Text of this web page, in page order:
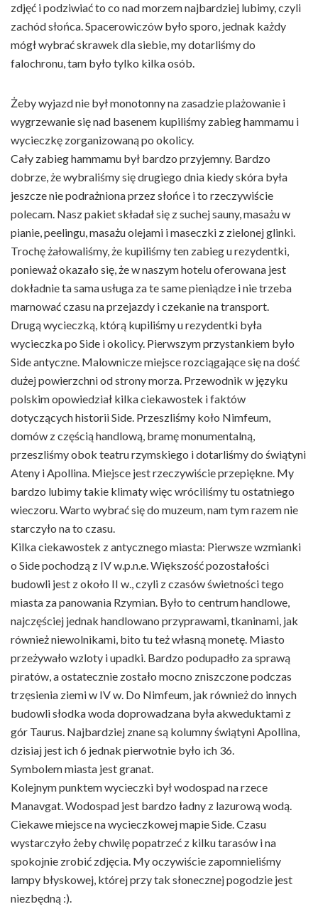
zdjęć i podziwiać to co nad morzem najbardziej lubimy, czyli
zachód słońca. Spacerowiczów było sporo, jednak każdy
mógł wybrać skrawek dla siebie, my dotarliśmy do
falochronu, tam było tylko kilka osób.
Żeby wyjazd nie był monotonny na zasadzie plażowanie i
wygrzewanie się nad basenem kupiliśmy zabieg hammamu i
wycieczkę zorganizowaną po okolicy.
Cały zabieg hammamu był bardzo przyjemny. Bardzo
dobrze, że wybraliśmy się drugiego dnia kiedy skóra była
jeszcze nie podrażniona przez słońce i to rzeczywiście
polecam. Nasz pakiet składał się z suchej sauny, masażu w
pianie, peelingu, masażu olejami i maseczki z zielonej glinki.
Trochę żałowaliśmy, że kupiliśmy ten zabieg u rezydentki,
ponieważ okazało się, że w naszym hotelu oferowana jest
dokładnie ta sama usługa za te same pieniądze i nie trzeba
marnować czasu na przejazdy i czekanie na transport.
Drugą wycieczką, którą kupiliśmy u rezydentki była
wycieczka po Side i okolicy. Pierwszym przystankiem było
Side antyczne. Malownicze miejsce rozciągające się na dość
dużej powierzchni od strony morza. Przewodnik w języku
polskim opowiedział kilka ciekawostek i faktów
dotyczących historii Side. Przeszliśmy koło Nimfeum,
domów z częścią handlową, bramę monumentalną,
przeszliśmy obok teatru rzymskiego i dotarliśmy do świątyni
Ateny i Apollina. Miejsce jest rzeczywiście przepiękne. My
bardzo lubimy takie klimaty więc wróciliśmy tu ostatniego
wieczoru. Warto wybrać się do muzeum, nam tym razem nie
starczyło na to czasu.
Kilka ciekawostek z antycznego miasta: Pierwsze wzmianki
o Side pochodzą z IV w.p.n.e. Większość pozostałości
budowli jest z około II w., czyli z czasów świetności tego
miasta za panowania Rzymian. Było to centrum handlowe,
najczęściej jednak handlowano przyprawami, tkaninami, jak
również niewolnikami, bito tu też własną monetę. Miasto
przeżywało wzloty i upadki. Bardzo podupadło za sprawą
piratów, a ostatecznie zostało mocno zniszczone podczas
trzęsienia ziemi w IV w. Do Nimfeum, jak również do innych
budowli słodka woda doprowadzana była akweduktami z
gór Taurus. Najbardziej znane są kolumny świątyni Apollina,
dzisiaj jest ich 6 jednak pierwotnie było ich 36.
Symbolem miasta jest granat.
Kolejnym punktem wycieczki był wodospad na rzece
Manavgat. Wodospad jest bardzo ładny z lazurową wodą.
Ciekawe miejsce na wycieczkowej mapie Side. Czasu
wystarczyło żeby chwilę popatrzeć z kilku tarasów i na
spokojnie zrobić zdjęcia. My oczywiście zapomnieliśmy
lampy błyskowej, której przy tak słonecznej pogodzie jest
niezbędną :).